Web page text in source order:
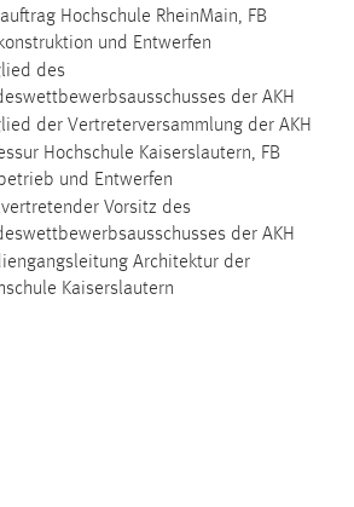
Hochschule RheinMain, FB
und Entwerfen
des
der AKH
der Vertreterversammlung der AKH
Hochschule Kaiserslautern, FB
und Entwerfen
Vorsitz des
der AKH
Architektur der
Kaiserslautern